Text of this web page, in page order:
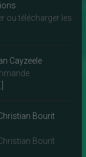
ou télécharger les
Cayzeele
Bourit
Bourit